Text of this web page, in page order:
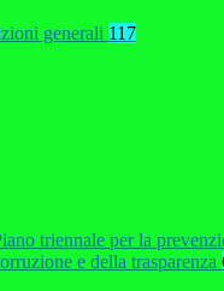
generali 117
triennale per la
e della trasparenza